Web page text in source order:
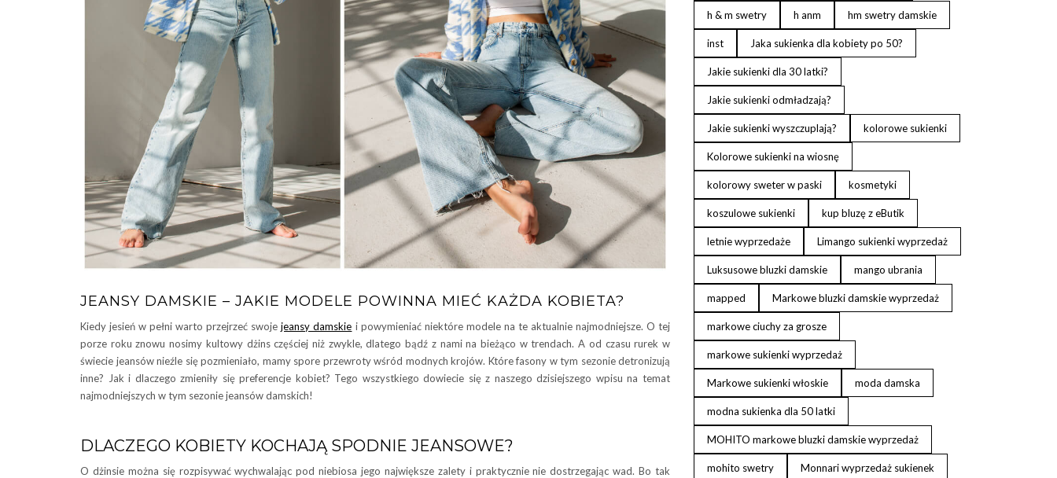
JEANSY DAMSKIE – JAKIE MODELE POWINNA MIEĆ KAŻDA KOBIETA?
Kiedy jesień w pełni warto przejrzeć swojejeansy damskie i powymieniać niektóre modele na te aktualnie najmodniejsze. O tej
porze roku znowu nosimy kultowy dżins częściej niż zwykle, dlatego bądź z nami na bieżąco w trendach. A od czasu rurek w
świecie jeansów nieźle się pozmieniało, mamy spore przewroty wśród modnych krojów. Które fasony w tym sezonie detronizują
inne? Jak i dlaczego zmieniły się preferencje kobiet? Tego wszystkiego dowiecie się z naszego dzisiejszego wpisu na temat
najmodniejszych w tym sezonie jeansów damskich!
DLACZEGO KOBIETY KOCHAJĄ SPODNIE JEANSOWE?
O dżinsie można się rozpisywać wychwalając pod niebiosa jego największe zalety i praktycznie nie dostrzegając wad. Bo tak
h & m swetry h anm hm swetry damskie
inst Jaka sukienka dla kobiety po 50?
Jakie sukienki dla 30 latki?
Jakie sukienki odmładzają?
Jakie sukienki wyszczuplają? kolorowe sukienki
Kolorowe sukienki na wiosnę
kolorowy sweter w paski kosmetyki
koszulowe sukienki kup bluzę z eButik
letnie wyprzedaże Limango sukienki wyprzedaż
Luksusowe bluzki damskie mango ubrania
mapped Markowe bluzki damskie wyprzedaż
markowe ciuchy za grosze
markowe sukienki wyprzedaż
Markowe sukienki włoskie moda damska
modna sukienka dla 50 latki
MOHITO markowe bluzki damskie wyprzedaż
mohito swetry Monnari wyprzedaż sukienek